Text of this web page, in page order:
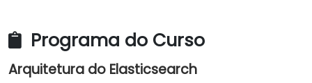
Programa do Curso
Arquitetura do Elasticsearch